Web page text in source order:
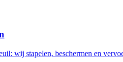
wij stapelen, beschermen en